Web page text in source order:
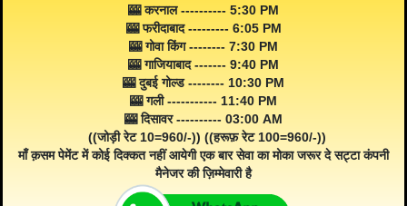
🎰 करनाल ---------- 5:30 PM
🎰 फरीदाबाद --------- 6:05 PM
🎰 गोवा किंग -------- 7:30 PM
🎰 गाजियाबाद ------- 9:40 PM
🎰 दुबई गोल्ड -------- 10:30 PM
🎰 गली ----------- 11:40 PM
🎰 दिसावर ---------- 03:00 AM
((जोड़ी रेट 10=960/-)) ((हरूफ़ रेट 100=960/-))
माँ क़सम पेमेंट में कोई दिक्कत नहीं आयेगी एक बार सेवा का मोका जरूर दे सट्टा कंपनी
मैनेजर की ज़िम्मेवारी है